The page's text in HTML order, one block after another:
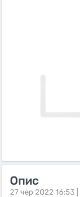
Опис
27 чер 2022 16:53 |